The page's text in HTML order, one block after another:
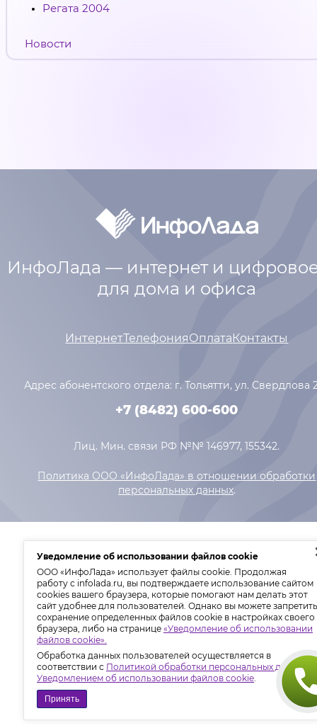
Регата 2004
Новости
ИнфоЛада — интернет и
для дома и офиса
ИнтернетТелефонияОплатаКонтакты
Адрес абонентского отдела: г. Тольятти, ул. Свердлова
+7 (8482) 600-600
Лиц. Мин. связи РФ №№ 146977, 155342.
Политика ООО «ИнфоЛада» в отношении обработки
персональных данных.
Уведомление об использовании файлов cookie
ООО «ИнфоЛада» использует файлы cookie. Продолжая
работу с infolada.ru, вы подтверждаете использование сайтом
сооkiеѕ вашего браузера, которые помогают нам делать этот
сайт удобнее для пользователей. Однако вы можете запретить
сохранение определенных файлов cookie в настройках своего
браузера, либо на странице «Уведомление об использовании
файлов cookie».
Обработка данных пользователей осуществляется в
соответствии с Политикой обработки персональных данных
Уведомлением об использовании файлов cookie.
Принять